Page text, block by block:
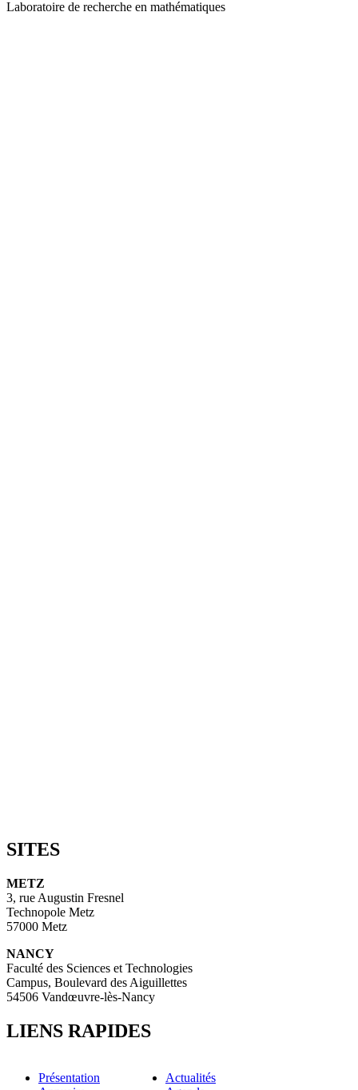
Laboratoire de recherche en mathématiques
SITES
METZ
3, rue Augustin Fresnel
Technopole Metz
57000 Metz
NANCY
Faculté des Sciences et Technologies
Campus, Boulevard des Aiguillettes
54506 Vandœuvre-lès-Nancy
LIENS RAPIDES
Présentation
Actualités